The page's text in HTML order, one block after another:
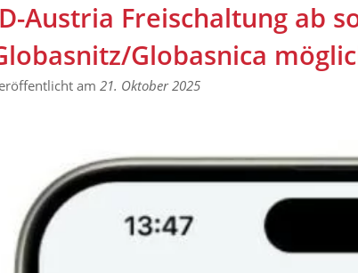
Austria Freischaltung ab
Globasnica
am 21. Oktober 2025